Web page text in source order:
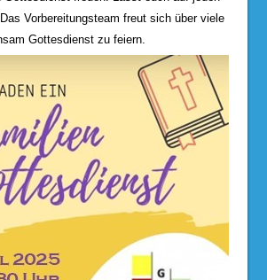
Vorbereitungsteam freut sich über viele
Gottesdienst zu feiern.